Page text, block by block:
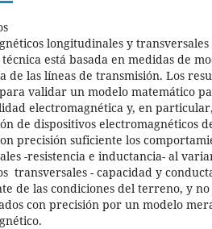
longitudinales y
está basada en medidas de
de las líneas de transmisión. Los
validar un modelo matemático
electromagnética y, en
de dispositivos electromagnéticos
precisión suficiente los
-resistencia e inductancia- al
transversales - capacidad y
de las condiciones del terreno, y
con precisión por un modelo